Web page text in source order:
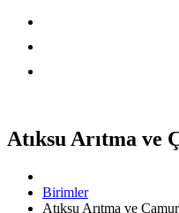
Atıksu Arıtma ve
Birimler
Atıksu Arıtma ve